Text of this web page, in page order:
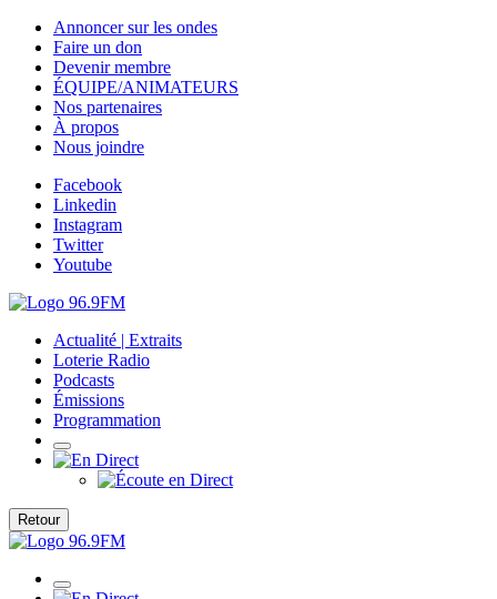
Annoncer sur les ondes
Faire un don
Devenir membre
ÉQUIPE/ANIMATEURS
Nos partenaires
À propos
Nous joindre
Facebook
Linkedin
Instagram
Twitter
Youtube
Actualité | Extraits
Loterie Radio
Podcasts
Émissions
Programmation
Retour